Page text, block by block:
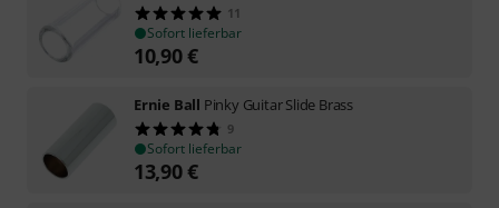
11
Sofort lieferbar
10,90€
Ernie Ball Pinky Guitar Slide Brass
9
Sofort lieferbar
13,90€